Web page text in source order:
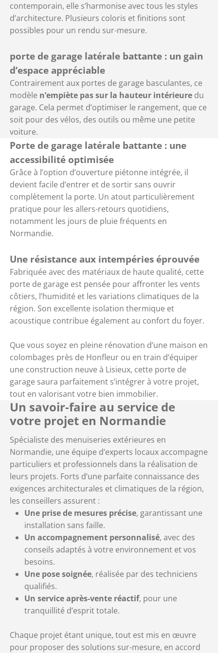
contemporain, elle s’harmonise avec tous les styles
d’architecture. Plusieurs coloris et finitions sont
possibles pour un rendu sur-mesure.
porte de garage latérale battante : un gain
d’espace appréciable
Contrairement aux portes de garage basculantes, ce
modèle n’empiète pas sur la hauteur intérieure du
garage. Cela permet d’optimiser le rangement, que ce
soit pour des vélos, des outils ou même une petite
voiture.
Porte de garage latérale battante : une
accessibilité optimisée
Grâce à l’option d’ouverture piétonne intégrée, il
devient facile d’entrer et de sortir sans ouvrir
complètement la porte. Un atout particulièrement
pratique pour les allers-retours quotidiens,
notamment les jours de pluie fréquents en
Normandie.
Une résistance aux intempéries éprouvée
Fabriquée avec des matériaux de haute qualité, cette
porte de garage est pensée pour affronter les vents
côtiers, l’humidité et les variations climatiques de la
région. Son excellente isolation thermique et
acoustique contribue également au confort du foyer.
Que vous soyez en pleine rénovation d’une maison en
colombages près de Honfleur ou en train d’équiper
une construction neuve à Lisieux, cette porte de
garage saura parfaitement s’intégrer à votre projet,
tout en valorisant votre bien immobilier.
Un savoir-faire au service de
votre projet en Normandie
Spécialiste des menuiseries extérieures en
Normandie, une équipe d’experts locaux accompagne
particuliers et professionnels dans la réalisation de
leurs projets. Forts d’une parfaite connaissance des
exigences architecturales et climatiques de la région,
les conseillers assurent :
Une prise de mesures précise, garantissant une
installation sans faille.
Un accompagnement personnalisé, avec des
conseils adaptés à votre environnement et vos
besoins.
Une pose soignée, réalisée par des techniciens
qualifiés.
Un service après-vente réactif, pour une
tranquillité d’esprit totale.
Chaque projet étant unique, tout est mis en œuvre
pour proposer des solutions sur-mesure, en accord